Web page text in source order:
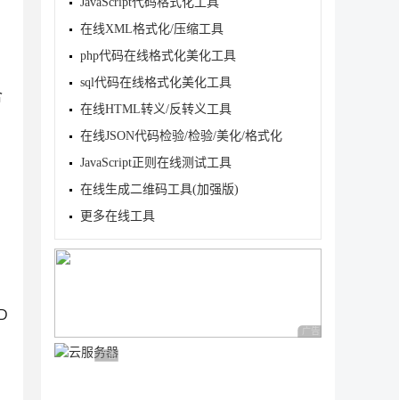
在线XML格式化/压缩工具
php代码在线格式化美化工具
sql代码在线格式化美化工具
在线HTML转义/反转义工具
在线JSON代码检验/检验/美化/格式化
JavaScript正则在线测试工具
在线生成二维码工具(加强版)
更多在线工具
广告 商业广告，理性
广告 商业广告，理性选择